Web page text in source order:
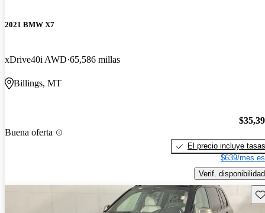
2021 BMW X7
xDrive40i AWD 65,586 millas
Billings, MT
Buena oferta
El precio incluye tasas
$639/mes
Verif. disponibilidad